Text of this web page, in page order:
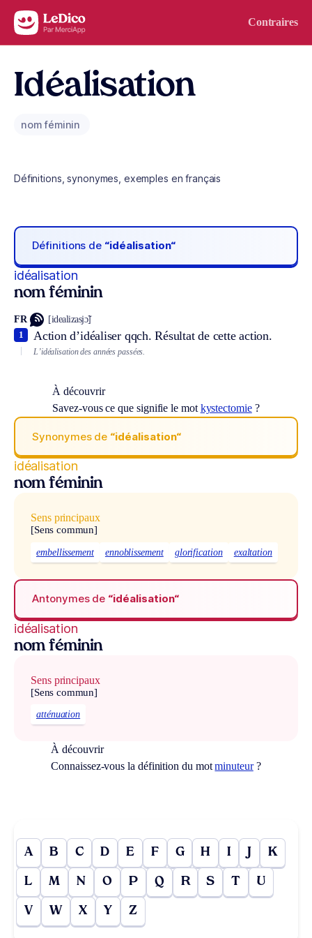
Aller au contenu Contraires
Idéalisation
nom féminin
Définitions, synonymes, exemples en français
Définitions de “idéalisation“
idéalisation
nom féminin
FR [idealizasjɔ̃]
Action d’idéaliser qqch. Résultat de cette action.
1
L’idéalisation des années passées.
À découvrir
Savez-vous ce que signifie le mot kystectomie?
Synonymes de “idéalisation“
idéalisation
nom féminin
Sens principaux
[Sens commun]
embellissement ennoblissement glorification exaltation
Antonymes de “idéalisation“
idéalisation
nom féminin
Sens principaux
[Sens commun]
atténuation
À découvrir
Connaissez-vous la définition du motminuteur?
A B C D E F G H I J K
L M N O P Q R S T U
V W X Y Z